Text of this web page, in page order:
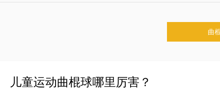
曲
儿童运动曲棍球哪里厉害？